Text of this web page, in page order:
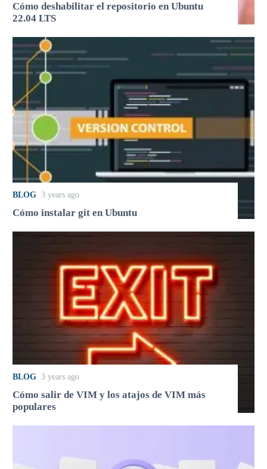
Cómo deshabilitar el repositorio en Ubuntu
22.04 LTS
BLOG 3 years ago
Cómo instalar git en Ubuntu
BLOG 3 years ago
Cómo salir de VIM y los atajos de VIM más
populares